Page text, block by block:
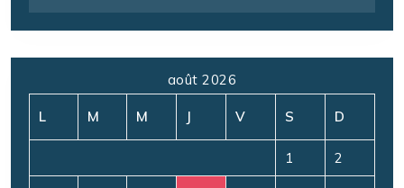
août 2026
L M M J V S D
1 2